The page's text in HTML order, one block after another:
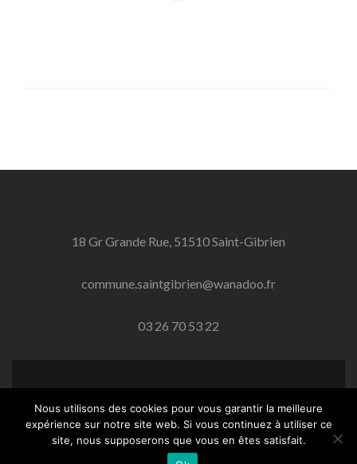
18 Gr Grande Rue, 51510 Saint-Gibrien
commune.saintgibrien@wanadoo.fr
03 26 70 53 22
Saint-Gibrien.frcréé par Paul Stephan
Mentions légales
Nous utilisons des cookies pour vous garantir la meilleure
expérience sur notre site web. Si vous continuez à utiliser ce
site, nous supposerons que vous en êtes satisfait.